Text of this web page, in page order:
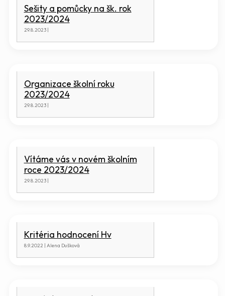
Sešity a pomůcky na šk. rok
2023/2024
29.8.2023 |
Organizace školní roku
2023/2024
29.8.2023 |
Vítáme vás v novém školním
roce 2023/2024
29.8.2023 |
Kritéria hodnocení Hv
8.9.2022 | Alena Dušková